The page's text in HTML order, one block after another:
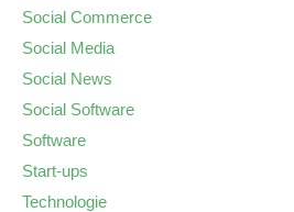
Social Commerce
Social Media
Social News
Social Software
Software
Start-ups
Technologie